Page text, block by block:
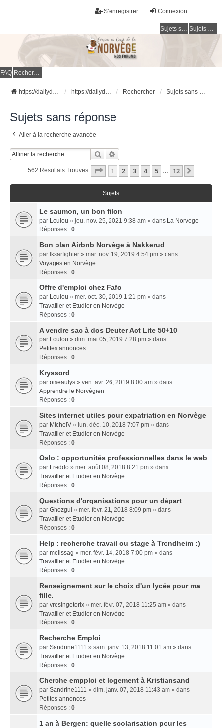
Connexion
S’enregistrer
Sujets sans réponse Sujets actifs
FAQ Rechercher
https://dailydigesthub.com https://dailydigesthub.com Rechercher Sujets sans réponse
Sujets sans réponse
Aller à la recherche avancée
Rechercher
562 Résultats Trouvés Page 1Sur
1 2 3 4 5 … 12
Sujets
Le saumon, un bon filon
par Loulou » jeu. nov. 25, 2021 9:38 am » dans La Norvege
Réponses : 0
Bon plan Airbnb Norvège à Nakkerud
par Iksarfighter » mar. nov. 19, 2019 4:54 pm » dans
Voyages en Norvège
Réponses : 0
Offre d'emploi chez Fafo
par Loulou » mer. oct. 30, 2019 1:21 pm » dans
Travailler et Etudier en Norvège
Réponses : 0
A vendre sac à dos Deuter Act Lite 50+10
par Loulou » dim. mai 05, 2019 7:28 pm » dans
Petites annonces
Réponses : 0
Kryssord
par oiseaulys » ven. avr. 26, 2019 8:00 am » dans
Apprendre le Norvégien
Réponses : 0
Sites internet utiles pour expatriation en Norvège
par MichelV » lun. déc. 10, 2018 7:07 pm » dans
Travailler et Etudier en Norvège
Réponses : 0
Oslo : opportunités professionnelles dans le web
par Freddo » mer. août 08, 2018 8:21 pm » dans
Travailler et Etudier en Norvège
Réponses : 0
Questions d'organisations pour un départ
par Ghozgul » mer. févr. 21, 2018 8:09 pm » dans
Travailler et Etudier en Norvège
Réponses : 0
Help : recherche travail ou stage à Trondheim :)
par melissag » mer. févr. 14, 2018 7:00 pm » dans
Travailler et Etudier en Norvège
Réponses : 0
Renseignement sur le choix d'un lycée pour ma
fille.
par vresingetorix » mer. févr. 07, 2018 11:25 am » dans
Travailler et Etudier en Norvège
Réponses : 0
Recherche Emploi
par Sandrine1111 » sam. janv. 13, 2018 11:01 am » dans
Travailler et Etudier en Norvège
Réponses : 0
Cherche empploi et logement à Kristiansand
par Sandrine1111 » dim. janv. 07, 2018 11:43 am » dans
Petites annonces
Réponses : 0
1 an à Bergen: quelle scolarisation pour les